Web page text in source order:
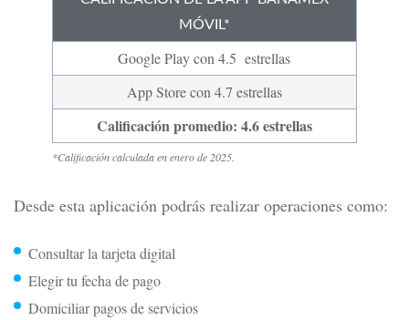
Una vez que tengas la tarjeta de crédito, podrás
administrar todas sus operaciones desde la app Banamex
Móvil, la cual se encuentra disponible para descargar en
iOS y Android, donde tiene una calificación promedio de
4.6 estrellas en las tiendas de aplicaciones.
MÓVIL*
Google Play con 4.5 estrellas
App Store con 4.7 estrellas
Calificación promedio: 4.6 estrellas